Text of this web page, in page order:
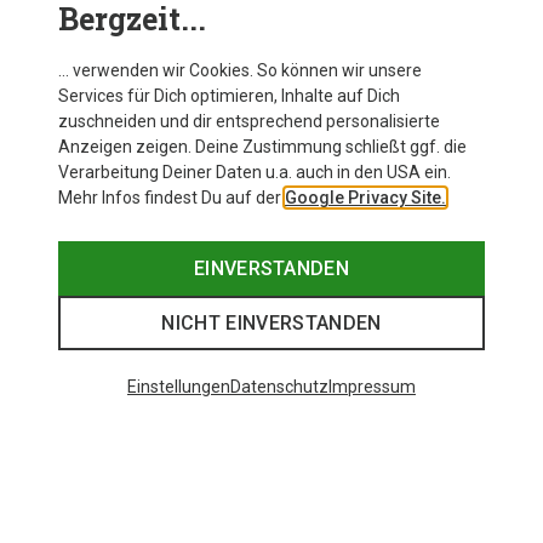
Bergzeit...
… verwenden wir Cookies. So können wir unsere
Services für Dich optimieren, Inhalte auf Dich
zuschneiden und dir entsprechend personalisierte
Anzeigen zeigen. Deine Zustimmung schließt ggf. die
Verarbeitung Deiner Daten u.a. auch in den USA ein.
Mehr Infos findest Du auf der Google Privacy Site.
EINVERSTANDEN
NICHT EINVERSTANDEN
EinstellungenDatenschutz Impressum